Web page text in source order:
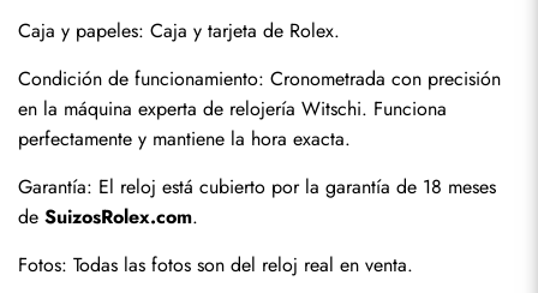
Caja y papeles: Caja y tarjeta de Rolex.
Condición de funcionamiento: Cronometrada con precisión
en la máquina experta de relojería Witschi. Funciona
perfectamente y mantiene la hora exacta.
Garantía: El reloj está cubierto por la garantía de 18 meses
de SuizosRolex.com.
Fotos: Todas las fotos son del reloj real en venta.